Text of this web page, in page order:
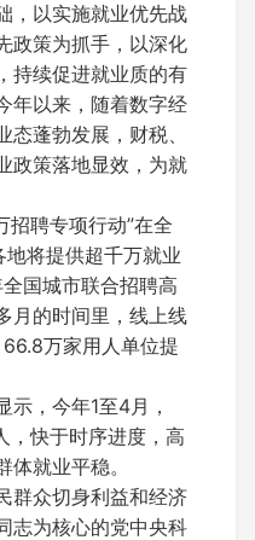
，以实施就业优先战
政策为抓手，以深化
持续促进就业质的有
年以来，随着数字经
蓬勃发展，财税、
政策落地显效，为就
聘专项行动”在全
将提供超千万就业
国城市联合招聘高
月的时间里，线上线
万家用人单位提
示，今年1至4月，
，快于时序进度，高
就业平稳。
群众切身利益和经济
志为核心的党中央科